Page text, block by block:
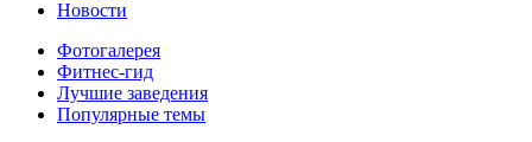
Новости
Фотогалерея
Фитнес-гид
Лучшие заведения
Популярные темы